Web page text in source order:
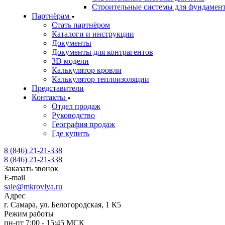
Строительные системы для
Партнёрам
Стать партнёром
Каталоги и инструкции
Документы
Документы для контрагентов
3D модели
Калькулятор кровли
Калькулятор теплоизоляции
Представители
Контакты
Отдел продаж
Руководство
География продаж
Где купить
8 (846) 21-21-338
8 (846) 21-21-338
Заказать звонок
E-mail
sale@mkrovlya.ru
Адрес
г. Самара, ул. Белогородская, 1 К5
Режим работы
пн-пт 7:00 - 15:45 МСК